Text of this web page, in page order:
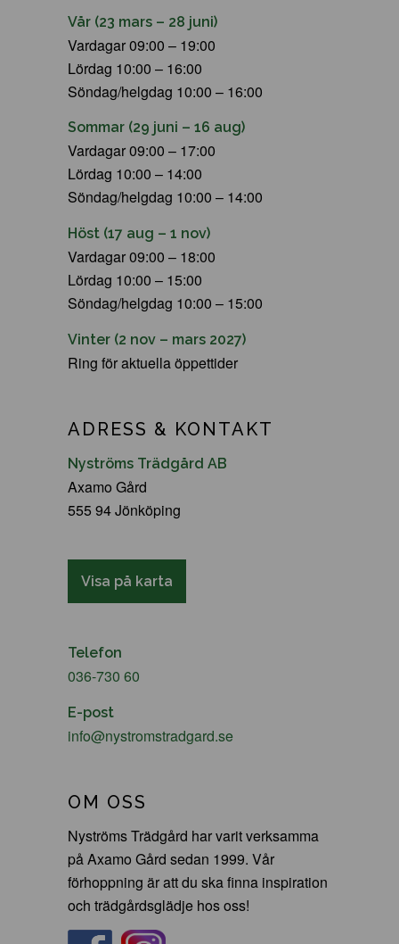
Vår (23 mars – 28 juni)
Vardagar 09:00 – 19:00
Lördag 10:00 – 16:00
Söndag/helgdag 10:00 – 16:00
Sommar (29 juni – 16 aug)
Vardagar 09:00 – 17:00
Lördag 10:00 – 14:00
Söndag/helgdag 10:00 – 14:00
Höst (17 aug – 1 nov)
Vardagar 09:00 – 18:00
Lördag 10:00 – 15:00
Söndag/helgdag 10:00 – 15:00
Vinter (2 nov – mars 2027)
Ring för aktuella öppettider
ADRESS & KONTAKT
Nyströms Trädgård AB
Axamo Gård
555 94 Jönköping
Visa på karta
Telefon
036-730 60
E-post
info@nystromstradgard.se
OM OSS
Nyströms Trädgård har varit verksamma
på Axamo Gård sedan 1999. Vår
förhoppning är att du ska finna inspiration
och trädgårdsglädje hos oss!